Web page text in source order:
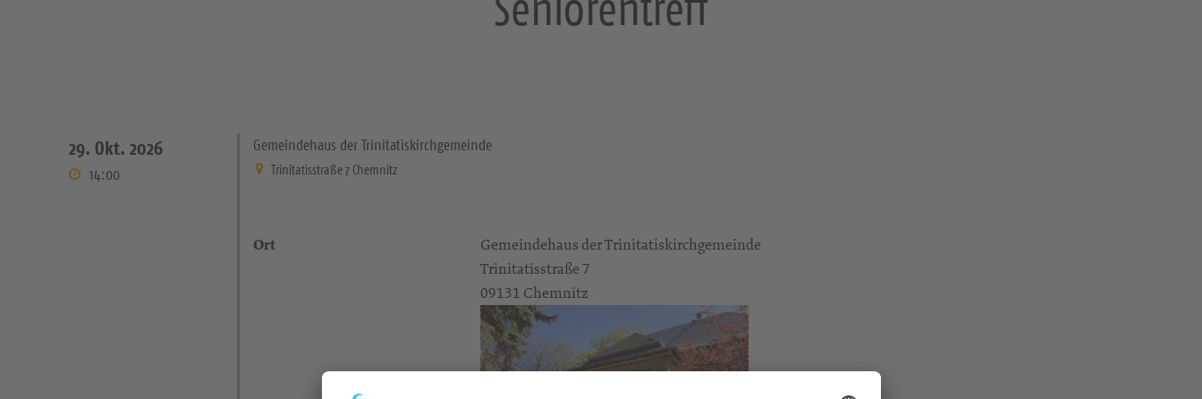
29. Okt. 2026
14:00
Gemeindehaus der Trinitatiskirchgemeinde
Trinitatisstraße 7 Chemnitz
Ort
Gemeindehaus der Trinitatiskirchgemeinde
Trinitatisstraße 7
09131 Chemnitz